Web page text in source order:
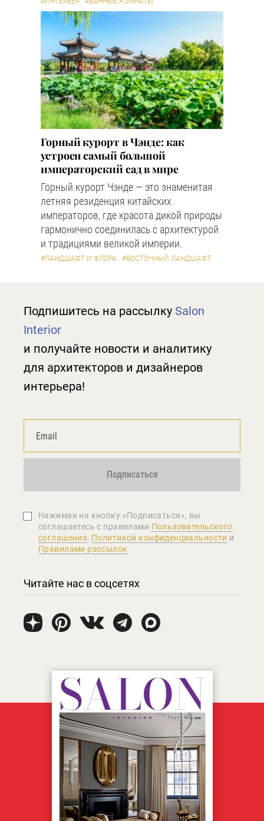
Горный курорт в Чэнде: как
устроен самый большой
императорский сад в мире
Горный курорт Чэнде — это знаменитая
летняя резиденция китайских
императоров, где красота дикой природы
гармонично соединилась с архитектурой
и традициями великой империи.
#ЛАНДШАФТ И ФЛОРА #ВОСТОЧНЫЙ ЛАНДШАФТ
Подпишитесь на рассылку Salon
Interior
и получайте новости и аналитику
для архитекторов и дизайнеров
интерьера!
Подписаться
Нажимая на кнопку «Подписаться», вы
соглашаетеcь с правилами Пользовательского
соглашения, Политикой конфиденциальности и
Правилами рассылок
Читайте нас в соцсетях